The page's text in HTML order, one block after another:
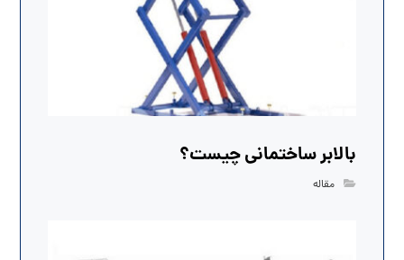
بالابر ساختمانی چیست؟
مقاله